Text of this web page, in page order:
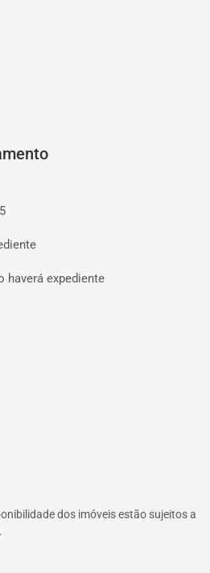
haverá expediente
dos imóveis estão sujeitos a